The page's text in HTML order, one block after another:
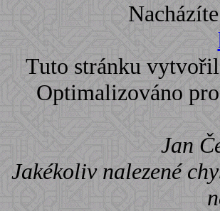
Tuto stránku vytvořil
Optimalizováno pro
Jan
Jakékoliv nalezené